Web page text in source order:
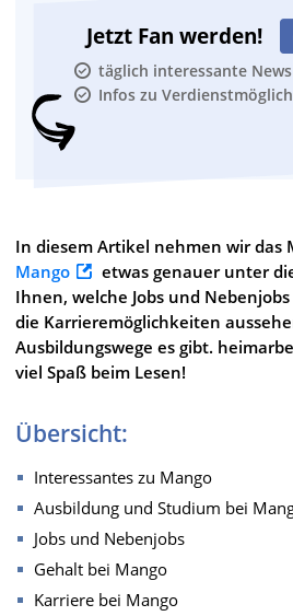
Jetzt Fan werden!
täglich interessante News
Infos zu
In diesem Artikel nehmen wir das
Mango
etwas genauer unter
Ihnen, welche Jobs und
die Karrieremöglichkeiten
Ausbildungswege es gibt.
viel Spaß beim Lesen!
Übersicht:
Interessantes zu Mango
Ausbildung und Studium bei
Jobs und Nebenjobs
Gehalt bei Mango
Karriere bei Mango